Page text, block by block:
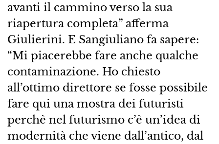
avanti il cammino verso la sua
riapertura completa” afferma
Giulierini. E Sangiuliano fa sapere:
“Mi piacerebbe fare anche qualche
contaminazione. Ho chiesto
all’ottimo direttore se fosse possibile
fare qui una mostra dei futuristi
perchè nel futurismo c’è un’idea di
modernità che viene dall’antico, dal